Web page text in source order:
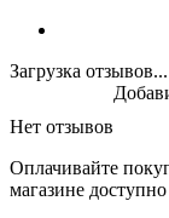
Загрузка отзывов...
Нет отзывов
Оплачивайте
магазине